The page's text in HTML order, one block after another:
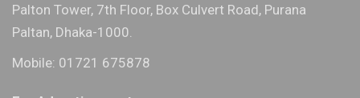
Palton Tower, 7th Floor, Box Culvert Road, Purana
Paltan, Dhaka-1000.
Mobile: 01721 675878